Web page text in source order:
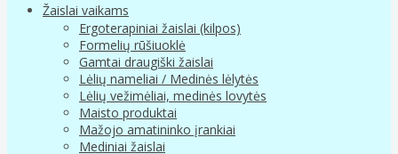
Žaislai vaikams
Ergoterapiniai žaislai (kilpos)
Formelių rūšiuoklė
Gamtai draugiški žaislai
Lėlių nameliai / Medinės lėlytės
Lėlių vežimėliai, medinės lovytės
Maisto produktai
Mažojo amatininko įrankiai
Mediniai žaislai